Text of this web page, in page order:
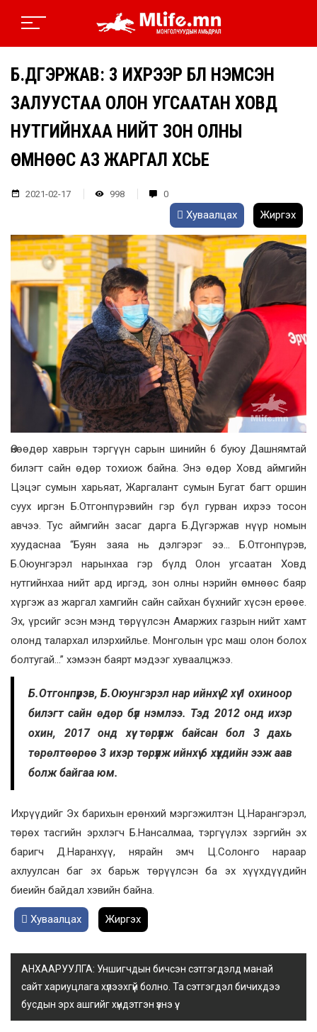
Б.ДҮГЭРЖАВ: 3 ИХРЭЭР БҮЛ НЭМСЭН
ЗАЛУУСТАА ОЛОН УГСААТАН ХОВД
НУТГИЙНХАА НИЙТ ЗОН ОЛНЫ
ӨМНӨӨС АЗ ЖАРГАЛ ХҮСЬЕ
2021-02-17 998 0
Хуваалцах Жиргэх
Өнөөдөр хаврын тэргүүн сарын шинийн 6 буюу Дашнямтай
билэгт сайн өдөр тохиож байна. Энэ өдөр Ховд аймгийн
Цэцэг сумын харьяат, Жаргалант сумын Бугат багт оршин
суух иргэн Б.Отгонпүрэвийн гэр бүл гурван ихрээ тосон
авчээ. Тус аймгийн засаг дарга Б.Дүгэржав нүүр номын
хуудаснаа “Буян заяа нь дэлгэрэг ээ… Б.Отгонпүрэв,
Б.Оюунгэрэл нарынхаа гэр бүлд Олон угсаатан Ховд
нутгийнхаа нийт ард иргэд, зон олны нэрийн өмнөөс баяр
хүргэж аз жаргал хамгийн сайн сайхан бүхнийг хүсэн ерөөе.
Эх, үрсийг эсэн мэнд төрүүлсэн Амаржих газрын нийт хамт
олонд талархал илэрхийлье. Монголын үрс маш олон болох
болтугай…” хэмээн баярт мэдээг хуваалцжээ.
Б.Отгонпүрэв, Б.Оюунгэрэл нар ийнхүү 2 хүү 1 охиноор
билэгт сайн өдөр бүл нэмлээ. Тэд 2012 онд ихэр
охин, 2017 онд хүү төрүүлж байсан бол 3 дахь
төрөлтөөрөө 3 ихэр төрүүлж ийнхүү 6 хүүхдийн ээж аав
болж байгаа юм.
Ихрүүдийг Эх барихын ерөнхий мэргэжилтэн Ц.Нарангэрэл,
төрөх тасгийн эрхлэгч Б.Нансалмаа, тэргүүлэх зэргийн эх
баригч Д.Наранхүү, нярайн эмч Ц.Солонго нараар
ахлуулсан баг эх барьж төрүүлсэн ба эх хүүхдүүдийн
биеийн байдал хэвийн байна.
Хуваалцах Жиргэх
АНХААРУУЛГА: Уншигчдын бичсэн сэтгэгдэлд манай
сайт хариуцлага хүлээхгүй болно. Та сэтгэгдэл бичихдээ
бусдын эрх ашгийг хүндэтгэн үзнэ үү.